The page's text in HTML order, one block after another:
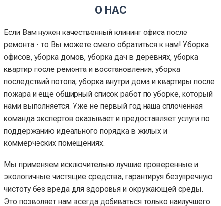
О НАС
Если Вам нужен качественный клининг офиса после
ремонта - то Вы можете смело обратиться к нам! Уборка
офисов, уборка домов, уборка дач в деревнях, уборка
квартир после ремонта и восстановления, уборка
последствий потопа, уборка внутри дома и квартиры после
пожара и еще обширный список работ по уборке, который
нами выполняется. Уже не первый год наша сплоченная
команда экспертов оказывает и предоставляет услуги по
поддержанию идеального порядка в жилых и
коммерческих помещениях.
Мы применяем исключительно лучшие проверенные и
экологичные чистящие средства, гарантируя безупречную
чистоту без вреда для здоровья и окружающей среды.
Это позволяет нам всегда добиваться только наилучшего